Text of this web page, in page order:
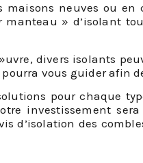
neuves ou
» d’isolant
divers isolants
vous guider afin
pour chaque
investissement
d’isolation des